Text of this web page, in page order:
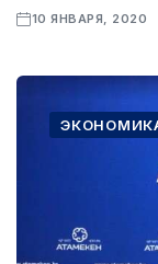
10 ЯНВАРЯ, 2020